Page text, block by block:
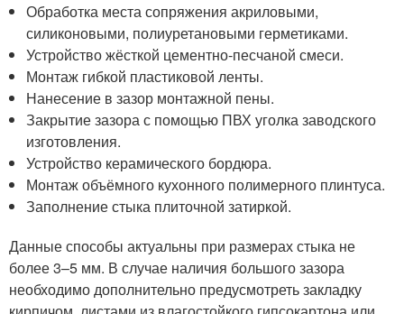
Обработка места сопряжения акриловыми,
силиконовыми, полиуретановыми герметиками.
Устройство жёсткой цементно-песчаной смеси.
Монтаж гибкой пластиковой ленты.
Нанесение в зазор монтажной пены.
Закрытие зазора с помощью ПВХ уголка заводского
изготовления.
Устройство керамического бордюра.
Монтаж объёмного кухонного полимерного плинтуса.
Заполнение стыка плиточной затиркой.
Данные способы актуальны при размерах стыка не
более 3–5 мм. В случае наличия большого зазора
необходимо дополнительно предусмотреть закладку